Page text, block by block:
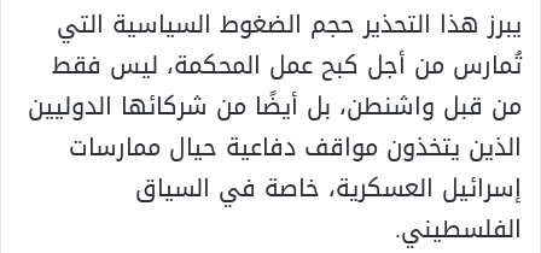
يبرز هذا التحذير حجم الضغوط السياسية التي
تُمارس من أجل كبح عمل المحكمة، ليس فقط
من قبل واشنطن، بل أيضًا من شركائها الدوليين
الذين يتخذون مواقف دفاعية حيال ممارسات
إسرائيل العسكرية، خاصة في السياق
الفلسطيني.